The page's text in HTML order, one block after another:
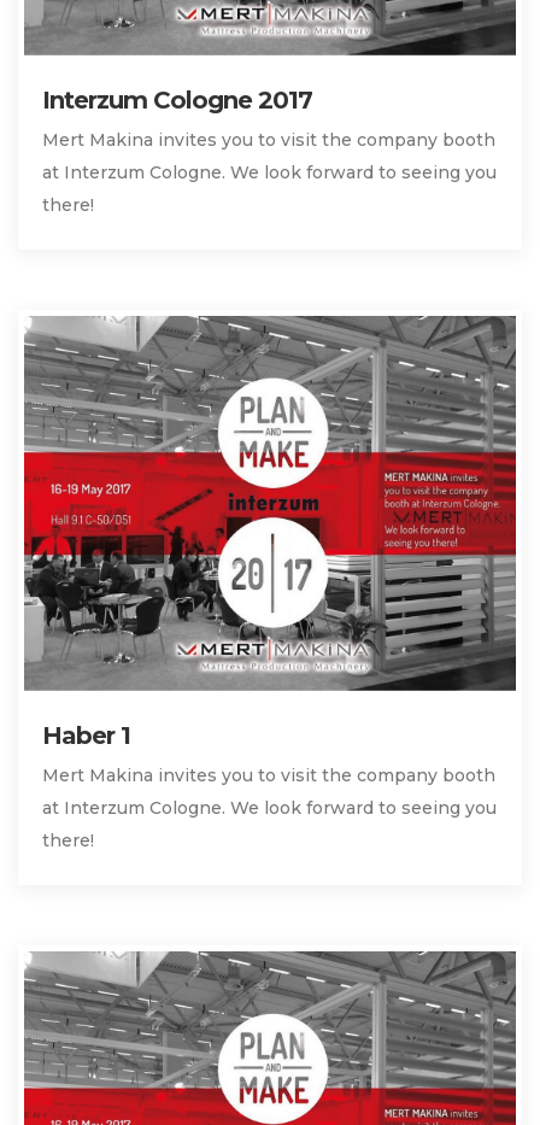
Interzum Cologne 2017
Mert Makina invites you to visit the company booth
at Interzum Cologne. We look forward to seeing you
there!
Haber 1
Mert Makina invites you to visit the company booth
at Interzum Cologne. We look forward to seeing you
there!